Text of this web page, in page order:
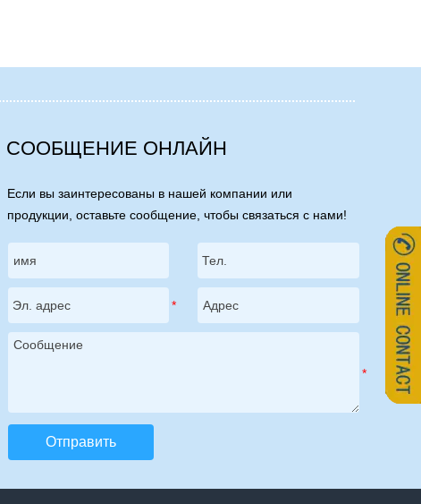
СООБЩЕНИЕ ОНЛАЙН
Если вы заинтересованы в нашей компании или
продукции, оставьте сообщение, чтобы связаться с нами!
Отправить